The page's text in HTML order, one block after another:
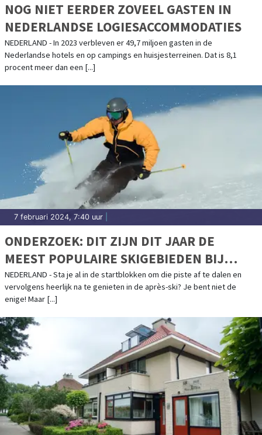
NOG NIET EERDER ZOVEEL GASTEN IN
NEDERLANDSE LOGIESACCOMMODATIES
NEDERLAND - In 2023 verbleven er 49,7 miljoen gasten in de
Nederlandse hotels en op campings en huisjesterreinen. Dat is 8,1
procent meer dan een [...]
7 februari 2024, 7:40 uur
ONDERZOEK: DIT ZIJN DIT JAAR DE
MEEST POPULAIRE SKIGEBIEDEN BIJ
NEDERLANDERS
NEDERLAND - Sta je al in de startblokken om die piste af te dalen en
vervolgens heerlijk na te genieten in de après-ski? Je bent niet de
enige! Maar [...]